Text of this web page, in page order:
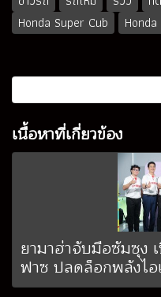
Honda Super Cub
เนื้อหาที่เกี่ยวข้อง
ยามาฮ่าจับมือซัมซุง
ฟาซ ปลดล็อกพลังไ